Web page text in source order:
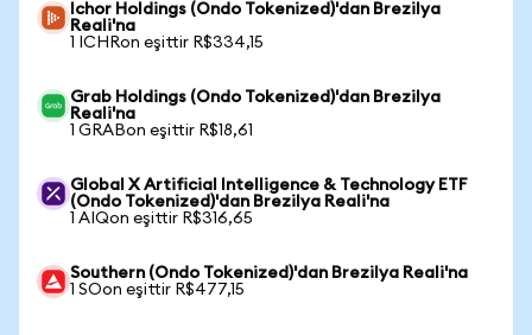
Ichor Holdings (Ondo Tokenized)'dan Brezilya
Reali'na
1 ICHRon eşittir R$334,15
Grab Holdings (Ondo Tokenized)'dan Brezilya
Reali'na
1 GRABon eşittir R$18,61
Global X Artificial Intelligence & Technology ETF
(Ondo Tokenized)'dan Brezilya Reali'na
1 AIQon eşittir R$316,65
Southern (Ondo Tokenized)'dan Brezilya Reali'na
1 SOon eşittir R$477,15